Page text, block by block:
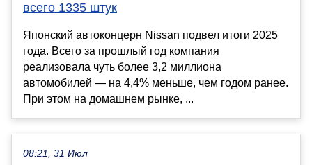
всего 1335 штук
Японский автоконцерн Nissan подвел итоги 2025
года. Всего за прошлый год компания
реализовала чуть более 3,2 миллиона
автомобилей — на 4,4% меньше, чем годом ранее.
При этом на домашнем рынке, ...
08:21, 31 Июл